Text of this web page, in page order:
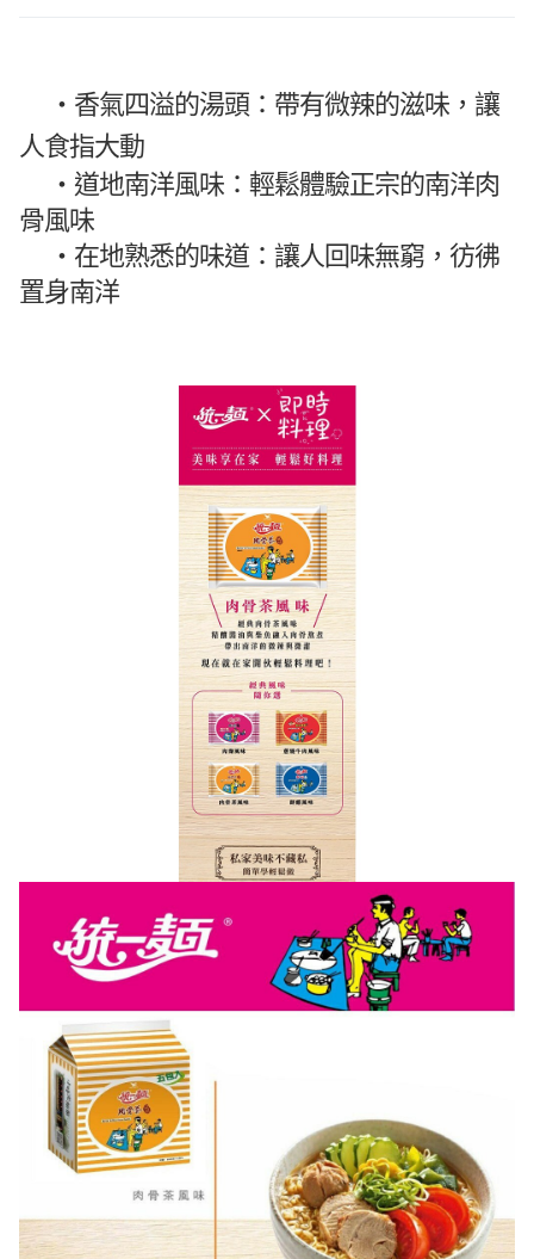
・香氣四溢的湯頭：帶有微辣的滋味，讓
人食指大動
・ 道地南洋風味：輕鬆體驗正宗的南洋肉
骨風味
・ 在地熟悉的味道：讓人回味無窮，彷彿
置身南洋